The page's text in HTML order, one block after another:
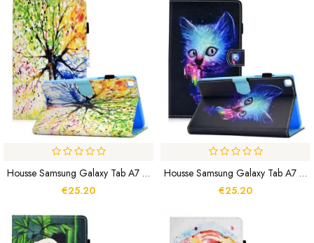
Housse Samsung Galaxy Tab A7 Lite Arbre Aquarelle
€25.20
Housse Samsung Galaxy Tab A7 Lite Psycho Cat
€25.20